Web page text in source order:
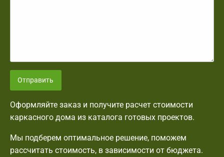
Отправить
Оформляйте заказ и получите расчет стоимости
каркасного дома из каталога готовых проектов.
Мы подберем оптимальное решение, поможем
рассчитать стоимость, в зависимости от бюджета.